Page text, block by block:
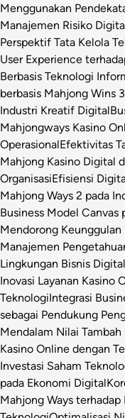
Menggunakan
Manajemen Risiko
Perspektif Tata Kelola
User Experience
Berbasis Teknologi
berbasis Mahjong Wins
Industri Kreatif Digital
Mahjongways Kasino
OperasionalEfektivitas
Mahjong Kasino Digital
OrganisasiEfisiensi
Mahjong Ways 2 pada
Business Model
Mendorong
Manajemen
Lingkungan Bisnis Digital
Inovasi Layanan Kasino
TeknologiIntegrasi
sebagai Pendukung
Mendalam Nilai
Kasino Online dengan
Investasi Saham
pada Ekonomi Digital
Mahjong Ways terhadap